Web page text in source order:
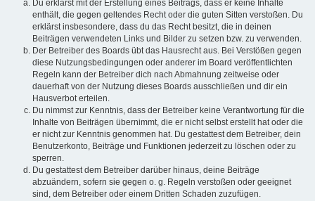
Du erklärst mit der Erstellung eines Beitrags, dass er keine Inhalte
enthält, die gegen geltendes Recht oder die guten Sitten verstoßen. Du
erklärst insbesondere, dass du das Recht besitzt, die in deinen
Beiträgen verwendeten Links und Bilder zu setzen bzw. zu verwenden.
Der Betreiber des Boards übt das Hausrecht aus. Bei Verstößen gegen
diese Nutzungsbedingungen oder anderer im Board veröffentlichten
Regeln kann der Betreiber dich nach Abmahnung zeitweise oder
dauerhaft von der Nutzung dieses Boards ausschließen und dir ein
Hausverbot erteilen.
Du nimmst zur Kenntnis, dass der Betreiber keine Verantwortung für die
Inhalte von Beiträgen übernimmt, die er nicht selbst erstellt hat oder die
er nicht zur Kenntnis genommen hat. Du gestattest dem Betreiber, dein
Benutzerkonto, Beiträge und Funktionen jederzeit zu löschen oder zu
sperren.
Du gestattest dem Betreiber darüber hinaus, deine Beiträge
abzuändern, sofern sie gegen o. g. Regeln verstoßen oder geeignet
sind, dem Betreiber oder einem Dritten Schaden zuzufügen.